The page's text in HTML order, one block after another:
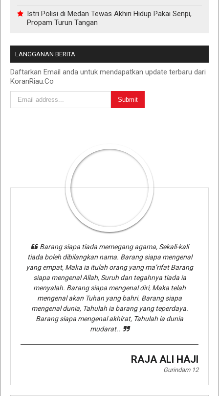
Istri Polisi di Medan Tewas Akhiri Hidup Pakai Senpi,
Propam Turun Tangan
LANGGANAN BERITA
Daftarkan Email anda untuk mendapatkan update terbaru dari
KoranRiau.Co
Barang siapa tiada memegang agama, Sekali-kali
tiada boleh dibilangkan nama. Barang siapa mengenal
yang empat, Maka ia itulah orang yang ma’rifat Barang
siapa mengenal Allah, Suruh dan tegahnya tiada ia
menyalah. Barang siapa mengenal diri, Maka telah
mengenal akan Tuhan yang bahri. Barang siapa
mengenal dunia, Tahulah ia barang yang teperdaya.
Barang siapa mengenal akhirat, Tahulah ia dunia
mudarat..
RAJA ALI HAJI
Gurindam 12